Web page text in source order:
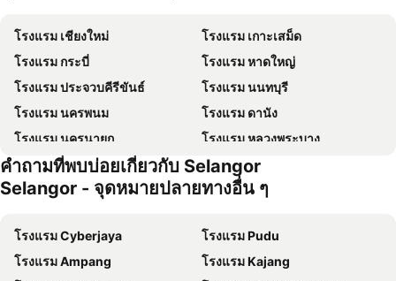
โรงแรม เชียงใหม่
โรงแรม เกาะเสม็ด
โรงแรม กระบี่
โรงแรม หาดใหญ่
โรงแรม ประจวบคีรีขันธ์
โรงแรม นนทบุรี
โรงแรม นครพนม
โรงแรม ดานัง
โรงแรม นครนายก
โรงแรม หลวงพระบาง
โรงแรม เกาะล้าน
โรงแรม ซินยี่
โรงแรม ระยอง
โรงแรม กาญจนบุรี
โรงแรม หาดป่าตอง
โรงแรม อุดรธานี
โรงแรม เวียงจันทน์
โรงแรม เกาะหลีเป๊ะ
คำถามที่พบบ่อยเกี่ยวกับ Selangor
Selangor - จุดหมายปลายทางอื่น ๆ
โรงแรม Cyberjaya
โรงแรม Pudu
โรงแรม Ampang
โรงแรม Kajang